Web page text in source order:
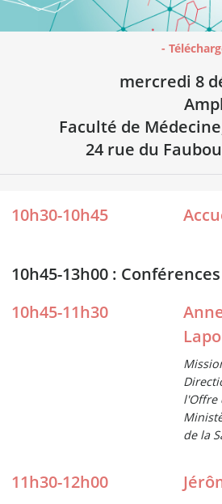
-
mercredi 8
Faculté de
24 rue du
10h30-10h45
10h45-13h00 :
10h45-11h30
l'Offre
de la
11h30-12h00